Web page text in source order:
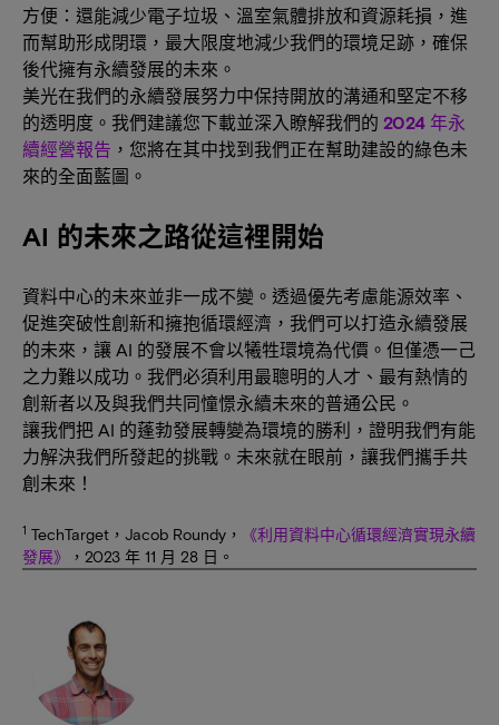
方便：還能減少電子垃圾、溫室氣體排放和資源耗損，進
而幫助形成閉環，最大限度地減少我們的環境足跡，確保
後代擁有永續發展的未來。
美光在我們的永續發展努力中保持開放的溝通和堅定不移
的透明度。我們建議您下載並深入瞭解我們的 2024 年永
續經營報告 ，您將在其中找到我們正在幫助建設的綠色未
來的全面藍圖。
AI 的未來之路從這裡開始
資料中心的未來並非一成不變。透過優先考慮能源效率、
促進突破性創新和擁抱循環經濟，我們可以打造永續發展
的未來，讓 AI 的發展不會以犧牲環境為代價。但僅憑一己
之力難以成功。我們必須利用最聰明的人才、最有熱情的
創新者以及與我們共同憧憬永續未來的普通公民。
讓我們把 AI 的蓬勃發展轉變為環境的勝利，證明我們有能
力解決我們所發起的挑戰。未來就在眼前，讓我們攜手共
創未來！
1 TechTarget，Jacob Roundy，
《利用資料中心循環經濟實現永續
發展》
，2023 年 11 月 28 日。